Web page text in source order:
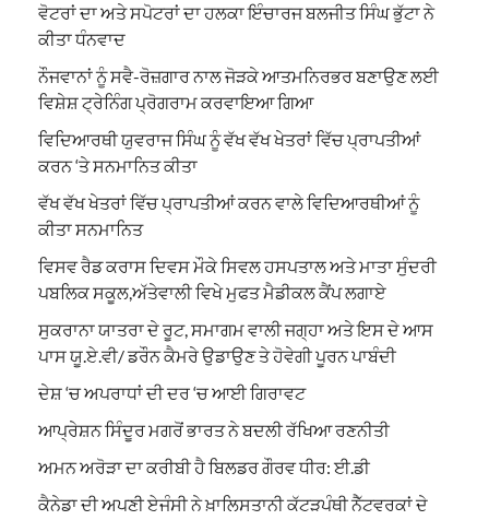
ਵੋਟਰਾਂ ਦਾ ਅਤੇ ਸਪੋਟਰਾਂ ਦਾ ਹਲਕਾ ਇੰਚਾਰਜ ਬਲਜੀਤ ਸਿੰਘ ਭੁੱਟਾ ਨੇ
ਕੀਤਾ ਧੰਨਵਾਦ
ਨੌਜਵਾਨਾਂ ਨੂੰ ਸਵੈ-ਰੋਜ਼ਗਾਰ ਨਾਲ ਜੋੜਕੇ ਆਤਮਨਿਰਭਰ ਬਣਾਉਣ ਲਈ
ਵਿਸ਼ੇਸ਼ ਟ੍ਰੇਨਿੰਗ ਪ੍ਰੋਗਰਾਮ ਕਰਵਾਇਆ ਗਿਆ
ਵਿਦਿਆਰਥੀ ਯੁਵਰਾਜ ਸਿੰਘ ਨੂੰ ਵੱਖ ਵੱਖ ਖੇਤਰਾਂ ਵਿੱਚ ਪ੍ਰਾਪਤੀਆਂ
ਕਰਨ ‘ਤੇ ਸਨਮਾਨਿਤ ਕੀਤਾ
ਵੱਖ ਵੱਖ ਖੇਤਰਾਂ ਵਿੱਚ ਪ੍ਰਾਪਤੀਆਂ ਕਰਨ ਵਾਲੇ ਵਿਦਿਆਰਥੀਆਂ ਨੂੰ
ਕੀਤਾ ਸਨਮਾਨਿਤ
ਵਿਸਵ ਰੈਡ ਕਰਾਸ ਦਿਵਸ ਮੌਕੇ ਸਿਵਲ ਹਸਪਤਾਲ ਅਤੇ ਮਾਤਾ ਸੁੰਦਰੀ
ਪਬਲਿਕ ਸਕੂਲ,ਅੱਤੇਵਾਲੀ ਵਿਖੇ ਮੁਫਤ ਮੈਡੀਕਲ ਕੈਂਪ ਲਗਾਏ
ਸੁਕਰਾਨਾ ਯਾਤਰਾ ਦੇ ਰੂਟ, ਸਮਾਗਮ ਵਾਲੀ ਜਗ੍ਹਾ ਅਤੇ ਇਸ ਦੇ ਆਸ
ਪਾਸ ਯੂ.ਏ.ਵੀ/ ਡਰੌਨ ਕੈਮਰੇ ਉਡਾਉਣ ਤੇ ਹੋਵੇਗੀ ਪੂਰਨ ਪਾਬੰਦੀ
ਦੇਸ਼ ‘ਚ ਅਪਰਾਧਾਂ ਦੀ ਦਰ ‘ਚ ਆਈ ਗਿਰਾਵਟ
ਆਪ੍ਰੇਸ਼ਨ ਸਿੰਦੂਰ ਮਗਰੋਂ ਭਾਰਤ ਨੇ ਬਦਲੀ ਰੱਖਿਆ ਰਣਨੀਤੀ
ਅਮਨ ਅਰੋੜਾ ਦਾ ਕਰੀਬੀ ਹੈ ਬਿਲਡਰ ਗੌਰਵ ਧੀਰ: ਈ.ਡੀ
ਕੈਨੇਡਾ ਦੀ ਅਪਣੀ ਏਜੰਸੀ ਨੇ ਖ਼ਾਲਿਸਤਾਨੀ ਕੱਟੜਪੰਥੀ ਨੈੱਟਵਰਕਾਂ ਦੇ